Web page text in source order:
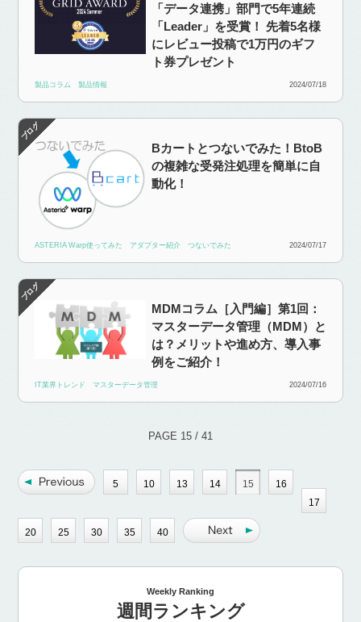
「データ連携」部門で5年連続
「Leader」を受賞！ 先着5名様
にレビュー投稿で1万円のギフ
ト券プレゼント
製品コラム 製品情報 2024/07/18
Bカートとつないでみた！BtoB
の複雑な受発注処理を簡単に自
動化！
ASTERIA Warp使ってみた アダプター紹介 つないでみた 2024/07/17
MDMコラム［入門編］第1回：
マスターデータ管理（MDM）と
は？メリットや進め方、導入事
例をご紹介！
IT業界トレンド マスターデータ管理 2024/07/16
PAGE 15 / 41
5 10 13 14 15
16
17
20 25 30 35 40
Weekly Ranking
週間ランキング